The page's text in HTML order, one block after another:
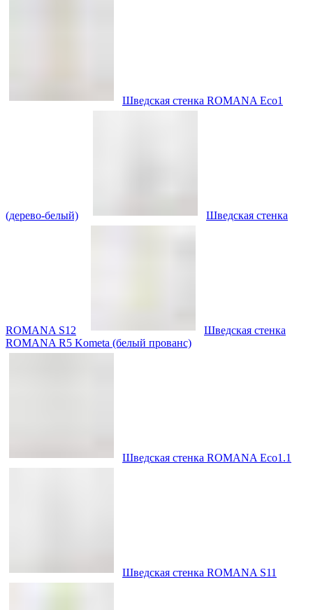
Шведская стенка ROMANA Eco1
(дерево-белый) Шведская стенка
ROMANA S12
Шведская стенка
ROMANA R5 Kometa (белый прованс)
Шведская стенка ROMANA Eco1.1
Шведская стенка ROMANA S11